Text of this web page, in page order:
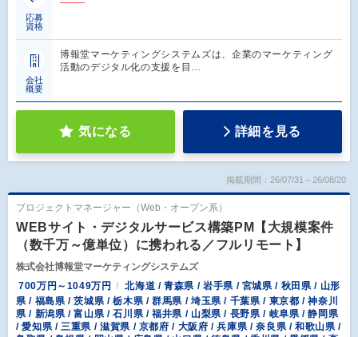
応募
資格
会社
概要
博報堂マーケティングシステムズは、企業のマーケティング
活動のデジタル化の支援を目…
気になる 詳細を見る
掲載期間：26/07/31～26/08/20
プロジェクトマネージャー（Web・オープン系）
WEBサイト・デジタルサービス構築PM【大規模案件
（数千万～億単位）に携われる／フルリモート】
株式会社博報堂マーケティングシステムズ
700万円～1049万円
北海道 / 青森県 / 岩手県 / 宮城県 / 秋田県 / 山形
県 / 福島県 / 茨城県 / 栃木県 / 群馬県 / 埼玉県 / 千葉県 / 東京都 / 神奈川
県 / 新潟県 / 富山県 / 石川県 / 福井県 / 山梨県 / 長野県 / 岐阜県 / 静岡県
/ 愛知県 / 三重県 / 滋賀県 / 京都府 / 大阪府 / 兵庫県 / 奈良県 / 和歌山県 /